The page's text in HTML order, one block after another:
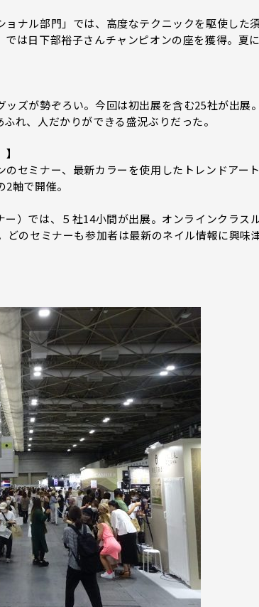
ナル部門」では、高度なテクニックを駆使した
は日下部裕子さんチャンピオンの座を獲得。夏
ズが勢ぞろい。今回は初出展を含む25社が出展
れ、人だかりができる盛況ぶりだった。
セミナー、最新カラーを使用したトレンドアー
軸で開催。
）では、５社14小間が出展。オンラインクラス
どのセミナーも参加者は最新のネイル情報に興味